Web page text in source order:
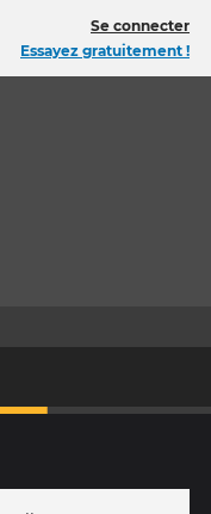
Se connecter
Essayez gratuitement !